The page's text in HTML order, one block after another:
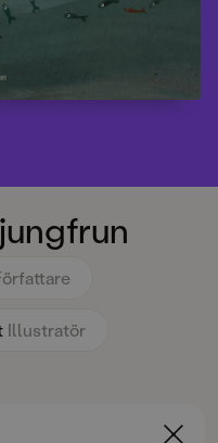
Illustratör